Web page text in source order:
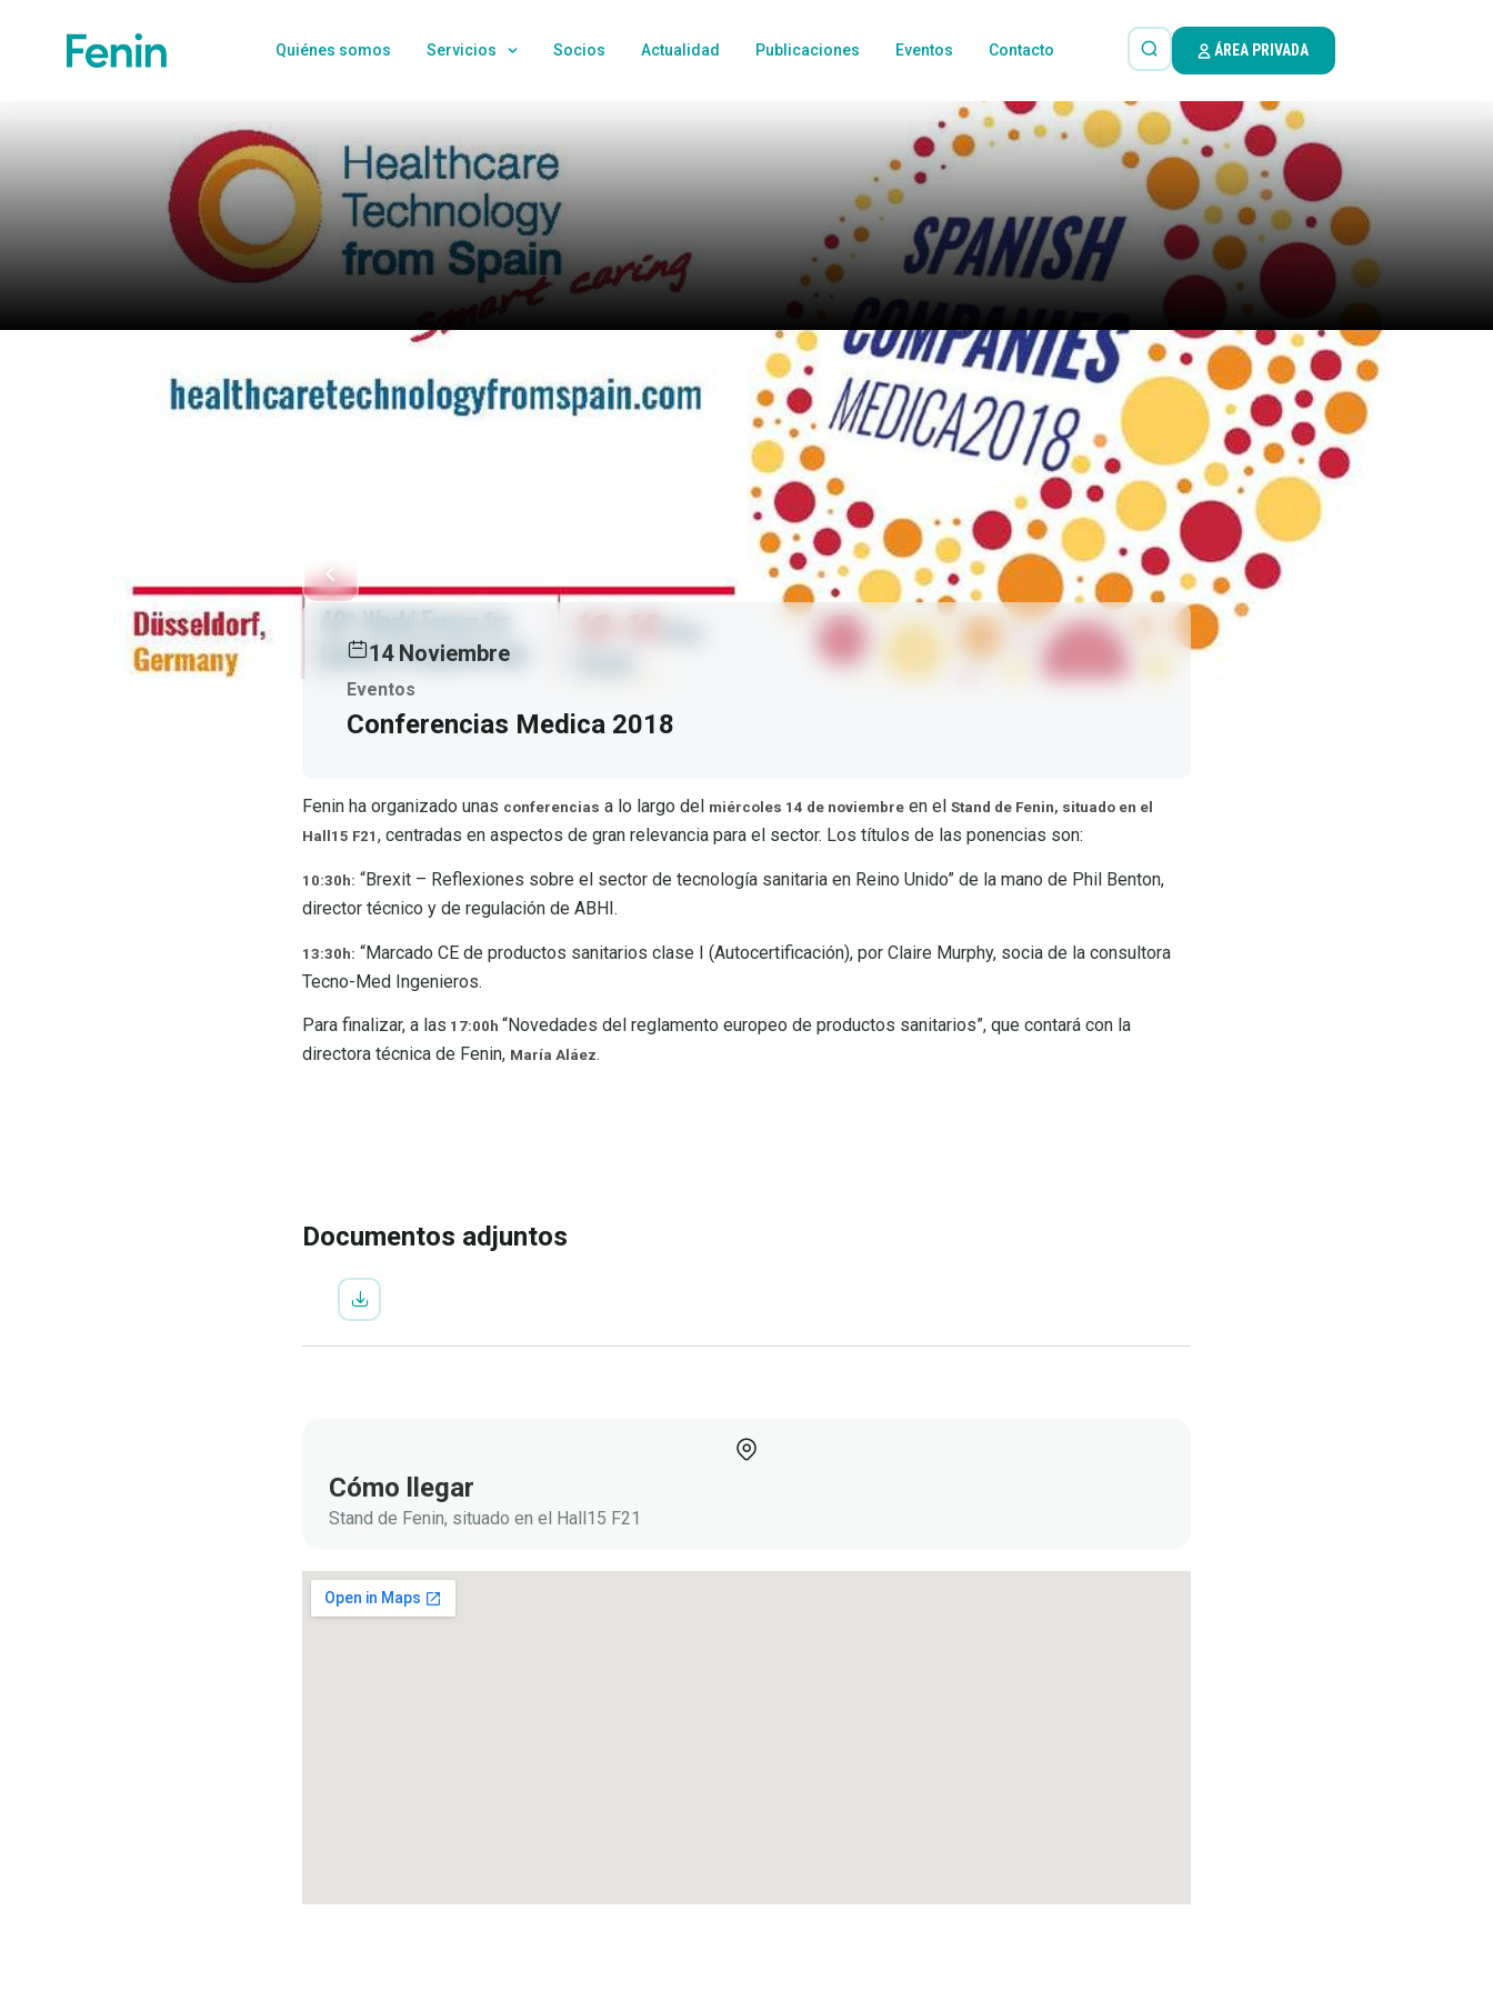
Quiénes somos Servicios Socios Actualidad Publicaciones Eventos Contacto ÁREA PRIVADA
14 Noviembre
Eventos
Conferencias Medica 2018
Fenin ha organizado unas conferencias a lo largo del miércoles 14 de noviembre en el Stand de Fenin, situado en el
Hall15 F21 , centradas en aspectos de gran relevancia para el sector. Los títulos de las ponencias son:
10:30h: “Brexit – Reflexiones sobre el sector de tecnología sanitaria en Reino Unido” de la mano de Phil Benton,
director técnico y de regulación de ABHI.
13:30h: “Marcado CE de productos sanitarios clase I (Autocertificación), por Claire Murphy, socia de la consultora
Tecno-Med Ingenieros.
Para finalizar, a las 17:00h “Novedades del reglamento europeo de productos sanitarios”, que contará con la
directora técnica de Fenin, María Aláez.
Documentos adjuntos
Cómo llegar
Stand de Fenin, situado en el Hall15 F21